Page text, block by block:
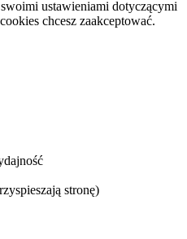
ustawieniami dotyczącymi
chcesz zaakceptować.
stronę)